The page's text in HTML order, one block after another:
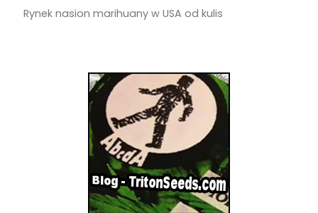
Rynek nasion marihuany w USA od kulis